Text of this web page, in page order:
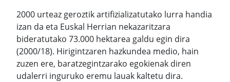
2000 urteaz geroztik artifizializatutako lurra handia
izan da eta Euskal Herrian nekazaritzara
bideratutako 73.000 hektarea galdu egin dira
(2000/18). Hirigintzaren hazkundea medio, hain
zuzen ere, baratzegintzarako egokienak diren
udalerri inguruko eremu lauak kaltetu dira.